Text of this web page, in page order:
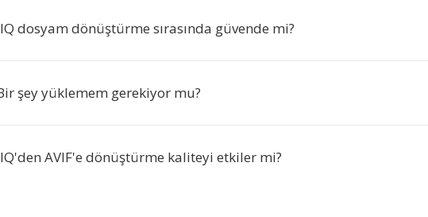
dosyam dönüştürme sırasında güvende mi?
şey yüklemem gerekiyor mu?
AVIF'e dönüştürme kaliteyi etkiler mi?